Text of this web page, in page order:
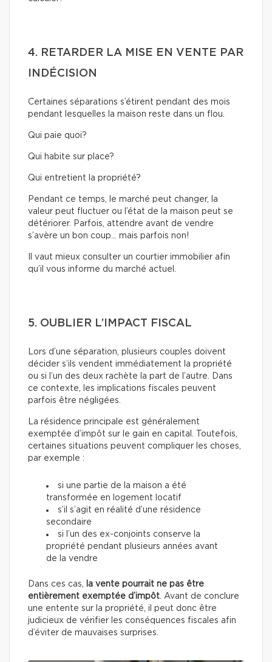
4. RETARDER LA MISE EN VENTE PAR
INDÉCISION
Certaines séparations s’étirent pendant des mois
pendant lesquelles la maison reste dans un flou.
Qui paie quoi?
Qui habite sur place?
Qui entretient la propriété?
Pendant ce temps, le marché peut changer, la
valeur peut fluctuer ou l’état de la maison peut se
détériorer. Parfois, attendre avant de vendre
s’avère un bon coup… mais parfois non!
Il vaut mieux consulter un courtier immobilier afin
qu’il vous informe du marché actuel.
5. OUBLIER L’IMPACT FISCAL
Lors d’une séparation, plusieurs couples doivent
décider s’ils vendent immédiatement la propriété
ou si l’un des deux rachète la part de l’autre. Dans
ce contexte, les implications fiscales peuvent
parfois être négligées.
La résidence principale est généralement
exemptée d’impôt sur le gain en capital. Toutefois,
certaines situations peuvent compliquer les choses,
par exemple :
si une partie de la maison a été
transformée en logement locatif
s’il s’agit en réalité d’une résidence
secondaire
si l’un des ex-conjoints conserve la
propriété pendant plusieurs années avant
de la vendre
Dans ces cas,
la vente pourrait ne pas être
entièrement exemptée d’impôt. Avant de conclure
une entente sur la propriété, il peut donc être
judicieux de vérifier les conséquences fiscales afin
d’éviter de mauvaises surprises.